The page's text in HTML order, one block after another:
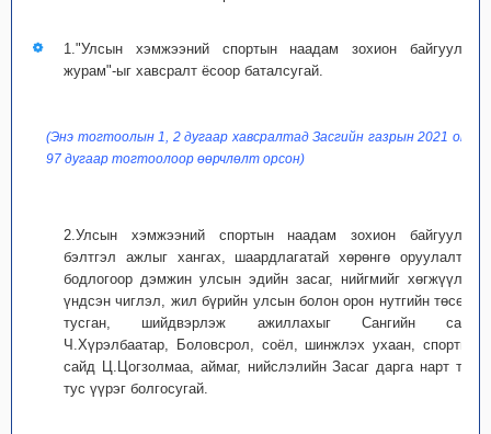
1."Улсын хэмжээний спортын наадам зохион байгуулах
журам"-ыг хавсралт ёсоор баталсугай.
(Энэ тогтоолын 1, 2 дугаар хавсралтад Засгийн газрын 2021 оны
97 дугаар тогтоолоор өөрчлөлт орсон)
2.Улсын хэмжээний спортын наадам зохион байгуулах
бэлтгэл ажлыг хангах, шаардлагатай хөрөнгө оруулалтыг
бодлогоор дэмжин улсын эдийн засаг, нийгмийг хөгжүүлэх
үндсэн чиглэл, жил бүрийн улсын болон орон нутгийн төсөвт
тусган, шийдвэрлэж ажиллахыг Сангийн сайд
Ч.Хүрэлбаатар, Боловсрол, соёл, шинжлэх ухаан, спортын
сайд Ц.Цогзолмаа, аймаг, нийслэлийн Засаг дарга нарт тус
тус үүрэг болгосугай.